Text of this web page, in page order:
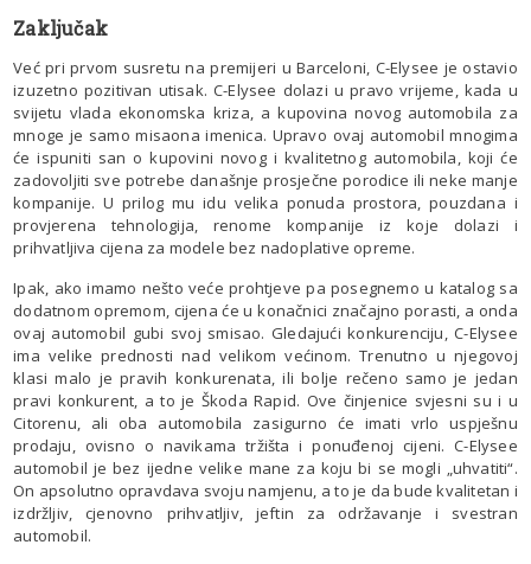
Zaključak
Već pri prvom susretu na premijeri u Barceloni, C-Elysee je ostavio
izuzetno pozitivan utisak. C-Elysee dolazi u pravo vrijeme, kada u
svijetu vlada ekonomska kriza, a kupovina novog automobila za
mnoge je samo misaona imenica. Upravo ovaj automobil mnogima
će ispuniti san o kupovini novog i kvalitetnog automobila, koji će
zadovoljiti sve potrebe današnje prosječne porodice ili neke manje
kompanije. U prilog mu idu velika ponuda prostora, pouzdana i
provjerena tehnologija, renome kompanije iz koje dolazi i
prihvatljiva cijena za modele bez nadoplative opreme.
Ipak, ako imamo nešto veće prohtjeve pa posegnemo u katalog sa
dodatnom opremom, cijena će u konačnici značajno porasti, a onda
ovaj automobil gubi svoj smisao. Gledajući konkurenciju, C-Elysee
ima velike prednosti nad velikom većinom. Trenutno u njegovoj
klasi malo je pravih konkurenata, ili bolje rečeno samo je jedan
pravi konkurent, a to je Škoda Rapid. Ove činjenice svjesni su i u
Citorenu, ali oba automobila zasigurno će imati vrlo uspješnu
prodaju, ovisno o navikama tržišta i ponuđenoj cijeni. C-Elysee
automobil je bez ijedne velike mane za koju bi se mogli „uhvatiti“.
On apsolutno opravdava svoju namjenu, a to je da bude kvalitetan i
izdržljiv, cjenovno prihvatljiv, jeftin za održavanje i svestran
automobil.